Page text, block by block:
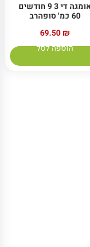
אומגה די 3 9 חודשים
60 כמ' סופהרב
69.50 ₪
הוספה לסל